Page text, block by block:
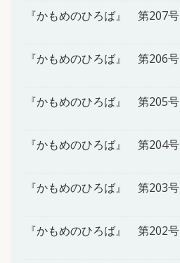
『かもめのひろば』 第207号
『かもめのひろば』 第206号
『かもめのひろば』 第205号
『かもめのひろば』 第204号
『かもめのひろば』 第203号
『かもめのひろば』 第202号